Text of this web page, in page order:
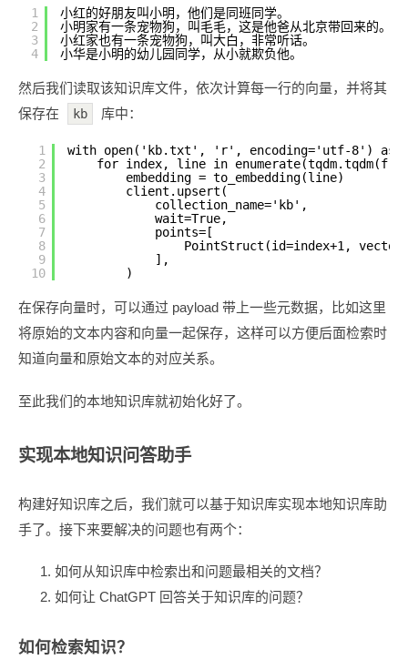
1
2
3
4
小红的好朋友叫小明，他们是同班同学。
小明家有一条宠物狗，叫毛毛，这是他爸从北京带回来的。
小红家也有一条宠物狗，叫大白，非常听话。
小华是小明的幼儿园同学，从小就欺负他。
然后我们读取该知识库文件，依次计算每一行的向量，并将其
保存在
kb 库中：
1
2
3
4
5
6
7
8
9
10
with open('kb.txt', 'r', encoding='utf-8') as
for index, line in
embedding = to_embedding(line)
client.upsert(
collection_name='kb',
wait=True,
points=[
PointStruct(id=index+1,
],
)
在保存向量时，可以通过 payload 带上一些元数据，比如这里
将原始的文本内容和向量一起保存，这样可以方便后面检索时
知道向量和原始文本的对应关系。
至此我们的本地知识库就初始化好了。
实现本地知识问答助手
构建好知识库之后，我们就可以基于知识库实现本地知识库助
手了。接下来要解决的问题也有两个：
如何从知识库中检索出和问题最相关的文档？
如何让 ChatGPT 回答关于知识库的问题？
如何检索知识？